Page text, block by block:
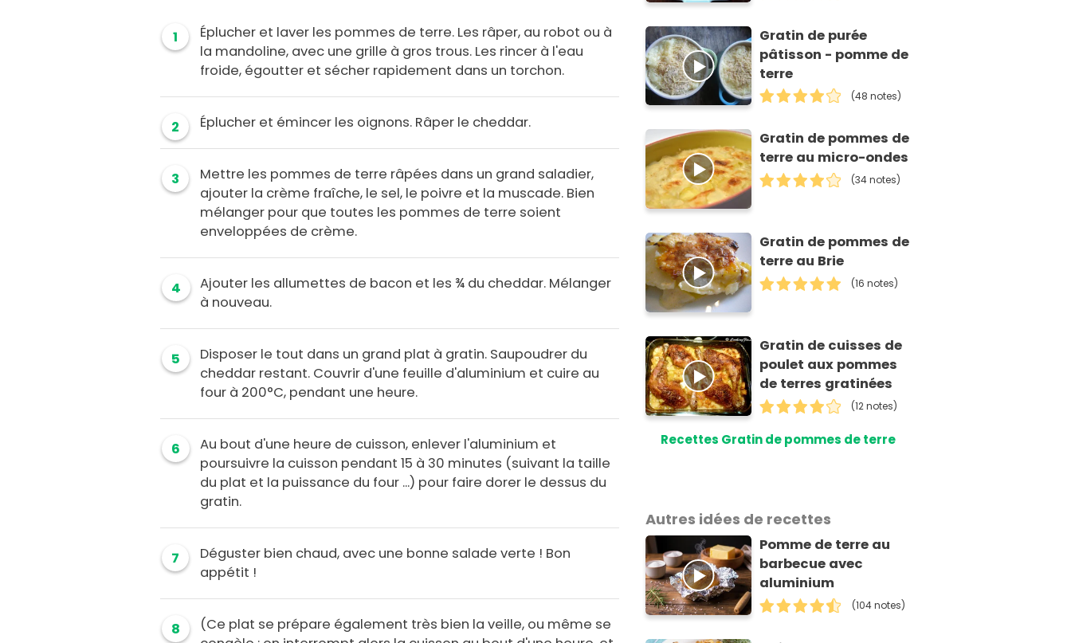
1
Éplucher et laver les pommes de terre. Les râper, au robot ou à
la mandoline, avec une grille à gros trous. Les rincer à l'eau
froide, égoutter et sécher rapidement dans un torchon.
2 Éplucher et émincer les oignons. Râper le cheddar.
3
Mettre les pommes de terre râpées dans un grand saladier,
ajouter la crème fraîche, le sel, le poivre et la muscade. Bien
mélanger pour que toutes les pommes de terre soient
enveloppées de crème.
4
Ajouter les allumettes de bacon et les ¾ du cheddar. Mélanger
à nouveau.
5
Disposer le tout dans un grand plat à gratin. Saupoudrer du
cheddar restant. Couvrir d'une feuille d'aluminium et cuire au
four à 200°C, pendant une heure.
6
Au bout d'une heure de cuisson, enlever l'aluminium et
poursuivre la cuisson pendant 15 à 30 minutes (suivant la taille
du plat et la puissance du four ...) pour faire dorer le dessus du
gratin.
7
Déguster bien chaud, avec une bonne salade verte ! Bon
appétit !
8
(Ce plat se prépare également très bien la veille, ou même se
Gratin de purée
pâtisson - pomme de
terre
(48 notes)
Gratin de pommes de
terre au micro-ondes
(34 notes)
Gratin de pommes de
terre au Brie
(16 notes)
Gratin de cuisses de
poulet aux pommes
de terres gratinées
(12 notes)
Recettes Gratin de pommes de terre
Autres idées de recettes
Pomme de terre au
barbecue avec
aluminium
(104 notes)